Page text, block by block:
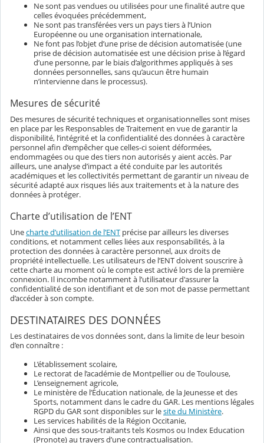
Ne sont pas vendues ou utilisées pour une finalité autre que
celles évoquées précédemment,
Ne sont pas transférées vers un pays tiers à l’Union
Européenne ou une organisation internationale,
Ne font pas l’objet d’une prise de décision automatisée (une
prise de décision automatisée est une décision prise à l’égard
d’une personne, par le biais d’algorithmes appliqués à ses
données personnelles, sans qu’aucun être humain
n’intervienne dans le processus).
Mesures de sécurité
Des mesures de sécurité techniques et organisationnelles sont mises
en place par les Responsables de Traitement en vue de garantir la
disponibilité, l’intégrité et la confidentialité des données à caractère
personnel afin d’empêcher que celles-ci soient déformées,
endommagées ou que des tiers non autorisés y aient accès. Par
ailleurs, une analyse d’impact a été conduite par les autorités
académiques et les collectivités permettant de garantir un niveau de
sécurité adapté aux risques liés aux traitements et à la nature des
données à protéger.
Charte d’utilisation de l’ENT
Unecharte d’utilisation de l’ENT précise par ailleurs les diverses
conditions, et notamment celles liées aux responsabilités, à la
protection des données à caractère personnel, aux droits de
propriété intellectuelle. Les utilisateurs de l’ENT doivent souscrire à
cette charte au moment où le compte est activé lors de la première
connexion. Il incombe notamment à l’utilisateur d'assurer la
confidentialité de son identifiant et de son mot de passe permettant
d’accéder à son compte.
DESTINATAIRES DES DONNÉES
Les destinataires de vos données sont, dans la limite de leur besoin
d’en connaître :
L’établissement scolaire,
Le rectorat de l’académie de Montpellier ou de Toulouse,
L’enseignement agricole,
Le ministère de l’Éducation nationale, de la Jeunesse et des
Sports, notamment dans le cadre du GAR. Les mentions légales
RGPD du GAR sont disponibles sur lesite du Ministère.
Les services habilités de la Région Occitanie,
Ainsi que des sous-traitants tels Kosmos ou Index Education
(Pronote) au travers d’une contractualisation.